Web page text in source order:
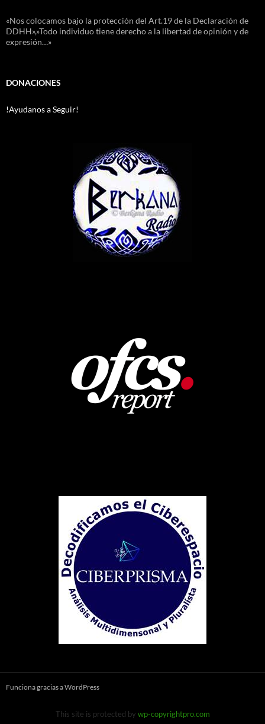
«Nos colocamos bajo la protección del Art.19 de la Declaración de
DDHH»,»Todo individuo tiene derecho a la libertad de opinión y de
expresión…»
DONACIONES
!Ayudanos a Seguir!
Funciona gracias a WordPress
This site is protected by wp-copyrightpro.com